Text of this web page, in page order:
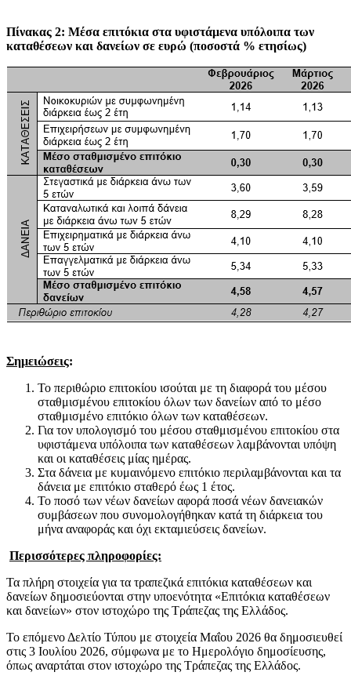
Πίνακας 2: Μέσα επιτόκια στα υφιστάμενα υπόλοιπα των
καταθέσεων και δανείων σε ευρώ (ποσοστά % ετησίως)
Σημειώσεις:
Το περιθώριο επιτοκίου ισούται με τη διαφορά του μέσου
σταθμισμένου επιτοκίου όλων των δανείων από το μέσο
σταθμισμένο επιτόκιο όλων των καταθέσεων.
Για τον υπολογισμό του μέσου σταθμισμένου επιτοκίου στα
υφιστάμενα υπόλοιπα των καταθέσεων λαμβάνονται υπόψη
και οι καταθέσεις μίας ημέρας.
Στα δάνεια με κυμαινόμενο επιτόκιο περιλαμβάνονται και τα
δάνεια με επιτόκιο σταθερό έως 1 έτος.
Το ποσό των νέων δανείων αφορά ποσά νέων δανειακών
συμβάσεων που συνομολογήθηκαν κατά τη διάρκεια του
μήνα αναφοράς και όχι εκταμιεύσεις δανείων.
Περισσότερες πληροφορίες:
Τα πλήρη στοιχεία για τα τραπεζικά επιτόκια καταθέσεων και
δανείων δημοσιεύονται στην υποενότητα «Επιτόκια καταθέσεων
και δανείων» στον ιστοχώρο της Τράπεζας της Ελλάδος.
Το επόμενο Δελτίο Τύπου με στοιχεία Μαΐου 2026 θα δημοσιευθεί
στις 3 Ιουλίου 2026, σύμφωνα με το Ημερολόγιο δημοσίευσης,
όπως αναρτάται στον ιστοχώρο της Τράπεζας της Ελλάδος.